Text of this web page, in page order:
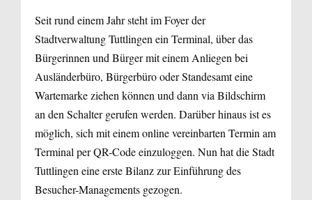
Seit rund einem Jahr steht im Foyer der
Stadtverwaltung Tuttlingen ein Terminal, über das
Bürgerinnen und Bürger mit einem Anliegen bei
Ausländerbüro, Bürgerbüro oder Standesamt eine
Wartemarke ziehen können und dann via Bildschirm
an den Schalter gerufen werden. Darüber hinaus ist es
möglich, sich mit einem online vereinbarten Termin am
Terminal per QR-Code einzuloggen. Nun hat die Stadt
Tuttlingen eine erste Bilanz zur Einführung des
Besucher-Managements gezogen.